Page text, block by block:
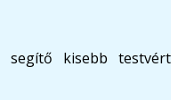
segítő kisebb testvért